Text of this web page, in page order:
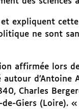
expliquent
ne sont
affirmée lors de
d’Antoine
Charles
Giers (Loire). «